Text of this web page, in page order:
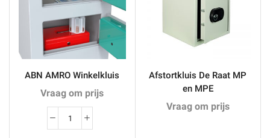
ABN AMRO Winkelkluis
Vraag om prijs
ABN
Afstortkluis De Raat MP
en MPE
Vraag om prijs